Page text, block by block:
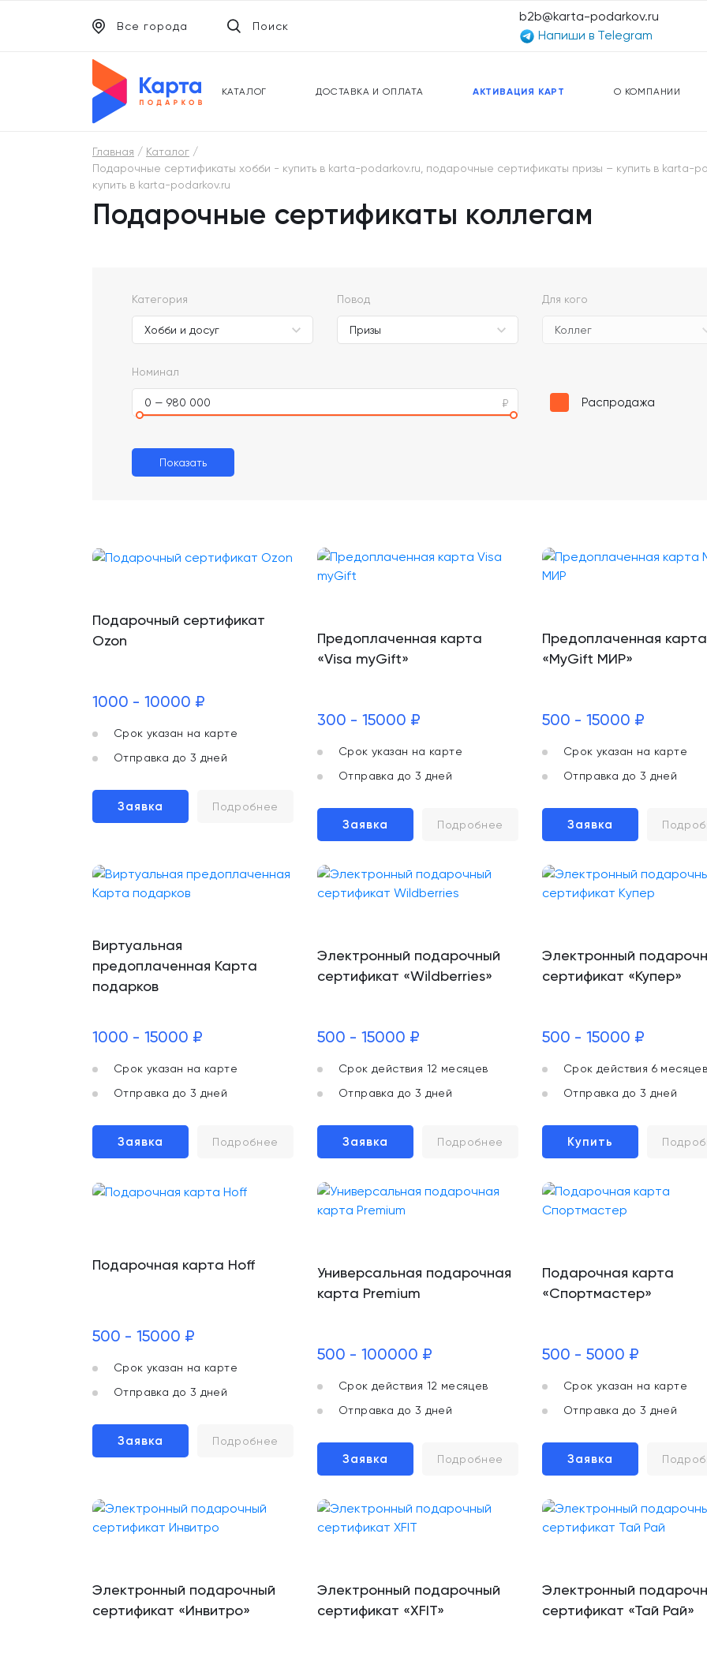
КАТАЛОГ ДОСТАВКА И ОПЛАТА АКТИВАЦИЯ КАРТ О КОМПАНИИ
Все города Поиск
b2b@karta-podarkov.ru
Напиши в Telegram
ПОДАРОЧНЫЕ КАРТЫ
ПРЕДОПЛАЧЕННЫЕ КАРТЫ
Главная
Каталог
Подарочные сертификаты хобби - купить в karta-podarkov.ru, подарочные сертификаты призы – купить в karta-
купить в karta-podarkov.ru
Подарочные сертификаты коллегам
Категория Повод Для кого
Номинал
0 — 980 000 Распродажа
Показать
Подарочный сертификат
Ozon
1000 - 10000 ₽
Срок указан на карте
Отправка до 3 дней
Заявка Подробнее
Предоплаченная карта
«Visa myGift»
300 - 15000 ₽
Срок указан на карте
Отправка до 3 дней
Заявка Подробнее
Предоплаченная карта
«MyGift МИР»
500 - 15000 ₽
Срок указан на карте
Отправка до 3 дней
Заявка
Виртуальная
предоплаченная Карта
подарков
1000 - 15000 ₽
Срок указан на карте
Отправка до 3 дней
Заявка Подробнее
Электронный подарочный
сертификат «Wildberries»
500 - 15000 ₽
Срок действия 12 месяцев
Отправка до 3 дней
Заявка Подробнее
Электронный
сертификат «Купер»
500 - 15000 ₽
Срок действия 6 месяцев
Отправка до 3 дней
Купить
Подарочная карта Hoff
500 - 15000 ₽
Срок указан на карте
Отправка до 3 дней
Заявка Подробнее
Универсальная подарочная
карта Premium
500 - 100000 ₽
Срок действия 12 месяцев
Отправка до 3 дней
Заявка Подробнее
Подарочная карта
«Спортмастер»
500 - 5000 ₽
Срок указан на карте
Отправка до 3 дней
Заявка
Электронный подарочный
сертификат «Инвитро»
Электронный подарочный
сертификат «XFIT»
Электронный
сертификат «Тай Рай»